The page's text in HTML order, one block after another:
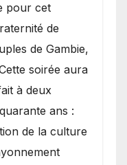
pour cet
de
de Gambie,
soirée aura
à deux
ans :
de la culture